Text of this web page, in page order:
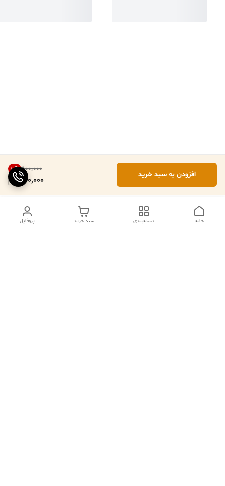
۵۰۰٬۰۰۰ 10%
450,000
افزودن به سبد خرید
پروفایل سبد خرید دسته‌بندی خانه